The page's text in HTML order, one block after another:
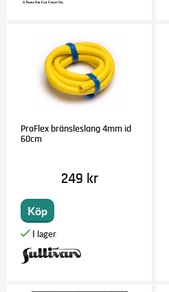
ProFlex bränsleslang 4mm id
60cm
249 kr
Köp